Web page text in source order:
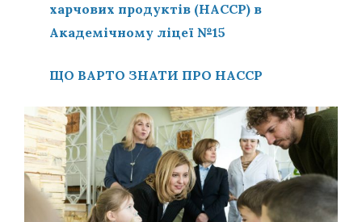
харчових продуктів (НАССР) в
Академічному ліцеї №15
ЩО ВАРТО ЗНАТИ ПРО НАССР